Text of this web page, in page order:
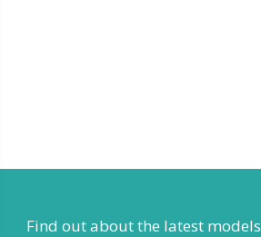
Find out about the latest models